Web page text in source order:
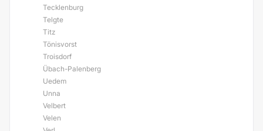
Tecklenburg
Telgte
Titz
Tönisvorst
Troisdorf
Übach-Palenberg
Uedem
Unna
Velbert
Velen